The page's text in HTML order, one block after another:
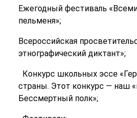
Ежегодный фестиваль
пельменя»;
Всероссийская
этнографический диктант»;
Конкурс школьных эссе
страны. Этот конкурс — наш
Бессмертный полк»;